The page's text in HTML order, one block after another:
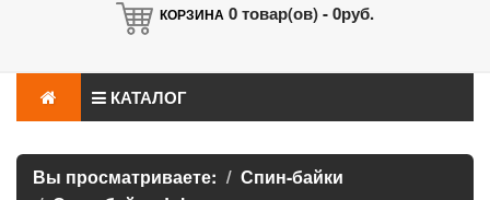
КОРЗИНА 0товар(ов) -0руб.
КАТАЛОГ
Вы просматриваете:
Спин-байки